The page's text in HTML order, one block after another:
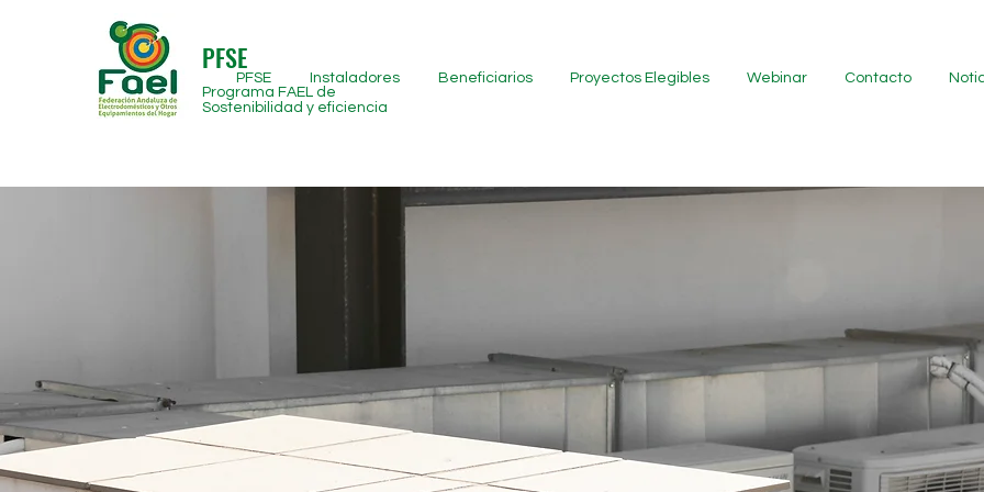
PFSE
Programa FAEL de
Sostenibilidad y eficiencia
PFSE Instaladores Beneficiarios Proyectos Elegibles Webinar Contacto